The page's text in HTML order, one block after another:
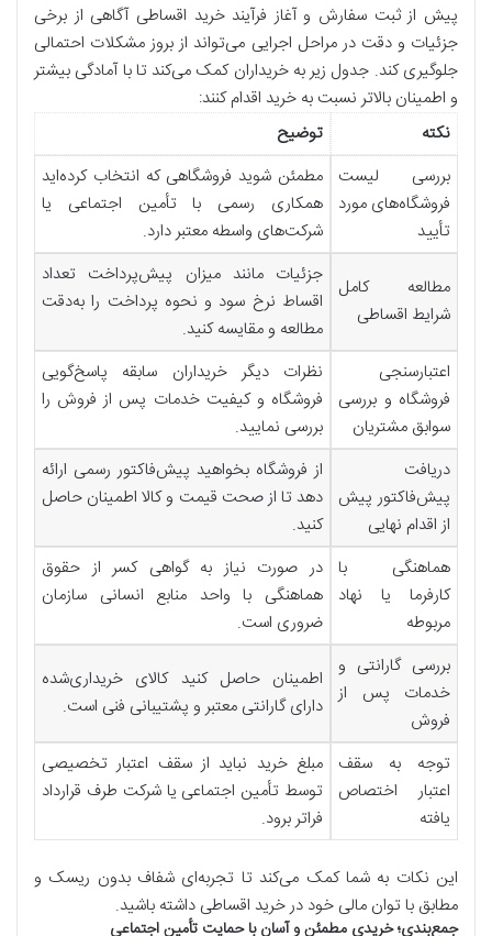
پیش از ثبت سفارش و آغاز فرآیند خرید اقساطی آگاهی از برخی
جزئیات و دقت در مراحل اجرایی می‌تواند از بروز مشکلات احتمالی
جلوگیری کند. جدول زیر به خریداران کمک می‌کند تا با آمادگی بیشتر
و اطمینان بالاتر نسبت به خرید اقدام کنند:
نکته
توضیح
بررسی لیست
فروشگاه‌های مورد
تأیید
مطمئن شوید فروشگاهی که انتخاب کرده‌اید
همکاری رسمی با تأمین اجتماعی یا
شرکت‌های واسطه معتبر دارد.
مطالعه کامل
شرایط اقساطی
جزئیات مانند میزان پیش‌پرداخت تعداد
اقساط نرخ سود و نحوه پرداخت را به‌دقت
مطالعه و مقایسه کنید.
اعتبارسنجی
فروشگاه و بررسی
سوابق مشتریان
نظرات دیگر خریداران سابقه پاسخ‌گویی
فروشگاه و کیفیت خدمات پس از فروش را
بررسی نمایید.
دریافت
پیش‌فاکتور پیش
از اقدام نهایی
از فروشگاه بخواهید پیش‌فاکتور رسمی ارائه
دهد تا از صحت قیمت و کالا اطمینان حاصل
کنید.
هماهنگی با
کارفرما یا نهاد
مربوطه
در صورت نیاز به گواهی کسر از حقوق
هماهنگی با واحد منابع انسانی سازمان
ضروری است.
بررسی گارانتی و
خدمات پس از
فروش
اطمینان حاصل کنید کالای خریداری‌شده
دارای گارانتی معتبر و پشتیبانی فنی است.
توجه به سقف
اعتبار اختصاص
یافته
مبلغ خرید نباید از سقف اعتبار تخصیصی
توسط تأمین اجتماعی یا شرکت طرف قرارداد
فراتر برود.
این نکات به شما کمک می‌کند تا تجربه‌ای شفاف بدون ریسک و
مطابق با توان مالی خود در خرید اقساطی داشته باشید.
جمع‌بندی؛ خریدی مطمئن و آسان با حمایت تأمین اجتماعی